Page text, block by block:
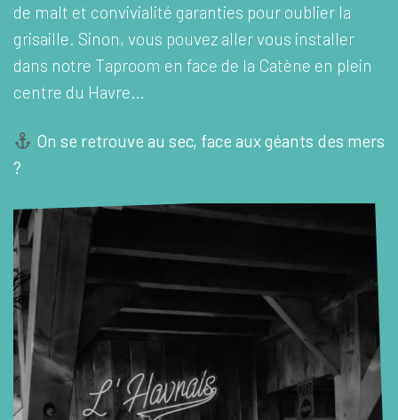
de malt et convivialité garanties pour oublier la
grisaille. Sinon, vous pouvez aller vous installer
dans notre Taproom en face de la Catène en plein
centre du Havre…
On se retrouve au sec, face aux géants des mers
?